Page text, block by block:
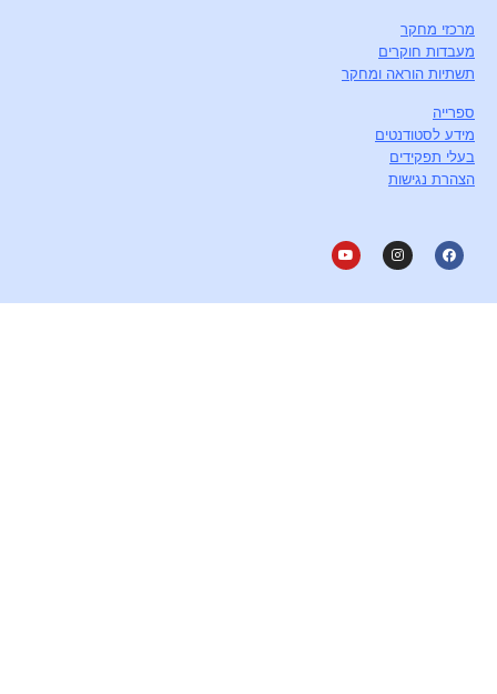
מרכזי מחקר
מעבדות חוקרים
תשתיות הוראה ומחקר
ספרייה
מידע לסטודנטים
בעלי תפקידים
הצהרת נגישות